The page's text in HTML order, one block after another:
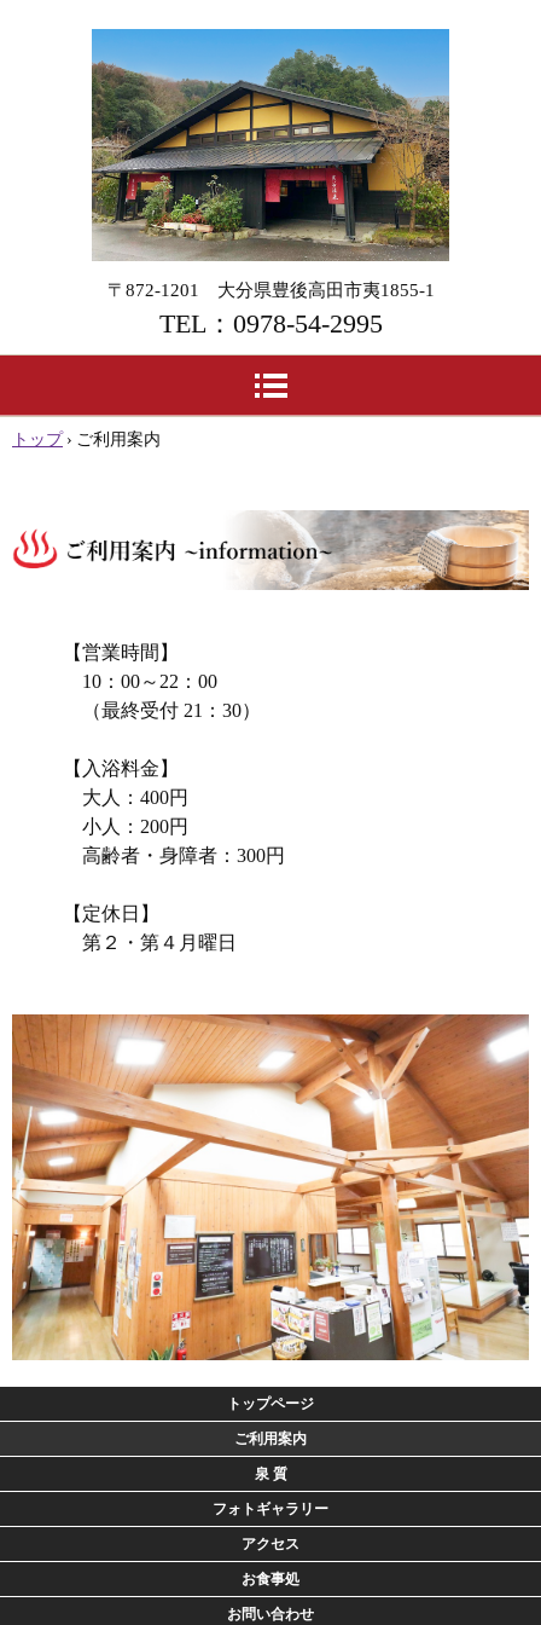
然
に
ま
れ
〒872-1201 大分県豊後高田市夷1855-1
TEL：0978-54-2995
トップ › ご利用案内
【営業時間】
10：00～22：00
（最終受付 21：30）
【入浴料金】
大人：400円
小人：200円
高齢者・身障者：300円
【定休日】
第２・第４月曜日
トップページ
ご利用案内
泉 質
フォトギャラリー
アクセス
お食事処
お問い合わせ